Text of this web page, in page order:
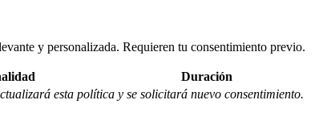
y personalizada. Requieren tu consentimiento previo.
Duración
esta política y se solicitará nuevo consentimiento.